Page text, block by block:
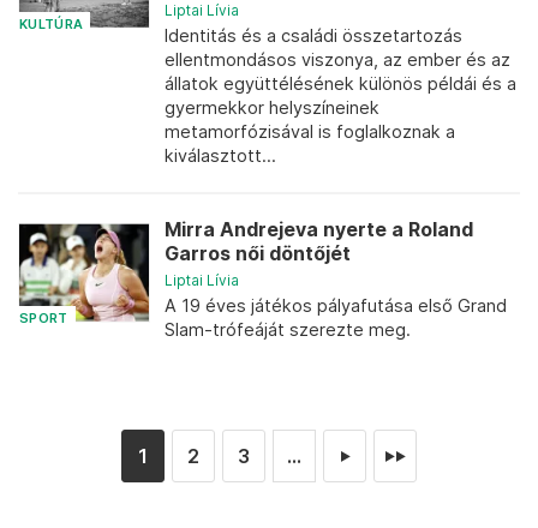
KULTÚRA
Liptai Lívia
Identitás és a családi összetartozás
ellentmondásos viszonya, az ember és az
állatok együttélésének különös példái és a
gyermekkor helyszíneinek
metamorfózisával is foglalkoznak a
kiválasztott...
SPORT
Mirra Andrejeva nyerte a Roland
Garros női döntőjét
Liptai Lívia
A 19 éves játékos pályafutása első Grand
Slam-trófeáját szerezte meg.
1 2 3 ... ► ►►